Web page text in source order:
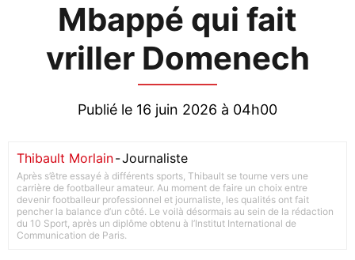
Mbappé qui fait
vriller Domenech
Publié le 16 juin 2026 à 04h00
Thibault Morlain-Journaliste
Après s’être essayé à différents sports, Thibault se tourne vers une
carrière de footballeur amateur. Au moment de faire un choix entre
devenir footballeur professionnel et journaliste, les qualités ont fait
pencher la balance d’un côté. Le voilà désormais au sein de la rédaction
du 10 Sport, après un diplôme obtenu à l’Institut International de
Communication de Paris.